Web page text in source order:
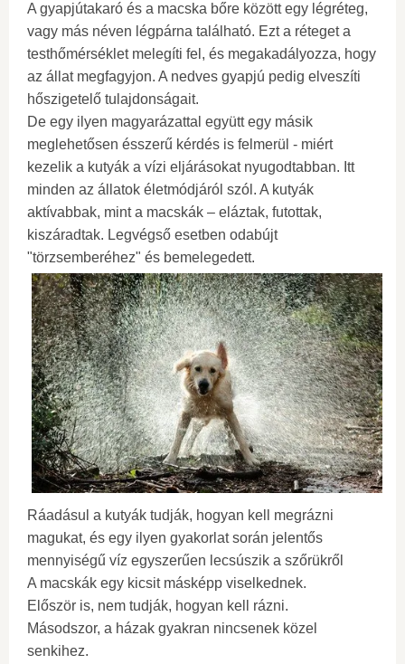
A gyapjútakaró és a macska bőre között egy légréteg,
vagy más néven légpárna található. Ezt a réteget a
testhőmérséklet melegíti fel, és megakadályozza, hogy
az állat megfagyjon. A nedves gyapjú pedig elveszíti
hőszigetelő tulajdonságait.
De egy ilyen magyarázattal együtt egy másik
meglehetősen ésszerű kérdés is felmerül - miért
kezelik a kutyák a vízi eljárásokat nyugodtabban. Itt
minden az állatok életmódjáról szól. A kutyák
aktívabbak, mint a macskák – eláztak, futottak,
kiszáradtak. Legvégső esetben odabújt
"törzsemberéhez" és bemelegedett.
Ráadásul a kutyák tudják, hogyan kell megrázni
magukat, és egy ilyen gyakorlat során jelentős
mennyiségű víz egyszerűen lecsúszik a szőrükről
A macskák egy kicsit másképp viselkednek.
Először is, nem tudják, hogyan kell rázni.
Másodszor, a házak gyakran nincsenek közel
senkihez.